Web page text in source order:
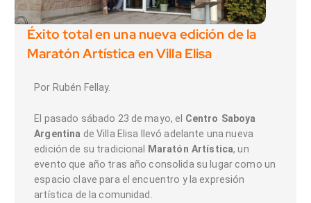
Éxito total en una nueva edición de la
Maratón Artística en Villa Elisa
Por Rubén Fellay.
El pasado sábado 23 de mayo, el Centro Saboya
Argentina de Villa Elisa llevó adelante una nueva
edición de su tradicional
Maratón Artística, un
evento que año tras año consolida su lugar como un
espacio clave para el encuentro y la expresión
artística de la comunidad.